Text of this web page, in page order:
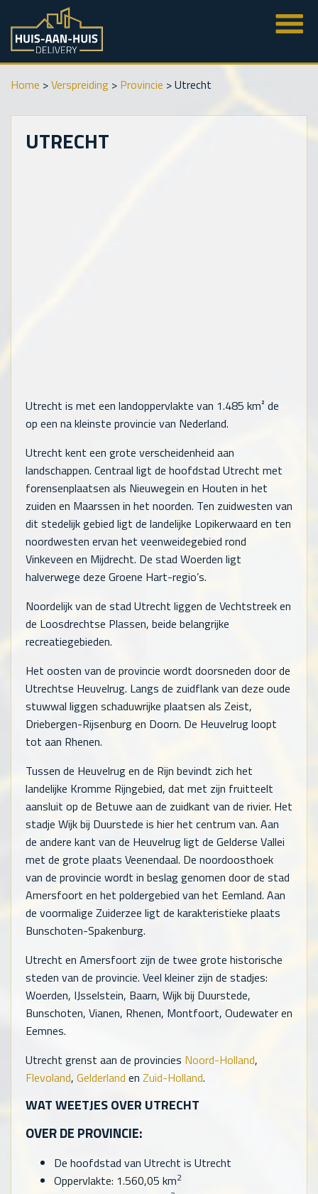
Home >Verspreiding > Provincie >Utrecht
UTRECHT
Utrecht is met een landoppervlakte van 1.485 km² de
op een na kleinste provincie van Nederland.
Utrecht kent een grote verscheidenheid aan
landschappen. Centraal ligt de hoofdstad Utrecht met
forensenplaatsen als Nieuwegein en Houten in het
zuiden en Maarssen in het noorden. Ten zuidwesten van
dit stedelijk gebied ligt de landelijke Lopikerwaard en ten
noordwesten ervan het veenweidegebied rond
Vinkeveen en Mijdrecht. De stad Woerden ligt
halverwege deze Groene Hart-regio’s.
Noordelijk van de stad Utrecht liggen de Vechtstreek en
de Loosdrechtse Plassen, beide belangrijke
recreatiegebieden.
Het oosten van de provincie wordt doorsneden door de
Utrechtse Heuvelrug. Langs de zuidflank van deze oude
stuwwal liggen schaduwrijke plaatsen als Zeist,
Driebergen-Rijsenburg en Doorn. De Heuvelrug loopt
tot aan Rhenen.
Tussen de Heuvelrug en de Rijn bevindt zich het
landelijke Kromme Rijngebied, dat met zijn fruitteelt
aansluit op de Betuwe aan de zuidkant van de rivier. Het
stadje Wijk bij Duurstede is hier het centrum van. Aan
de andere kant van de Heuvelrug ligt de Gelderse Vallei
met de grote plaats Veenendaal. De noordoosthoek
van de provincie wordt in beslag genomen door de stad
Amersfoort en het poldergebied van het Eemland. Aan
de voormalige Zuiderzee ligt de karakteristieke plaats
Bunschoten-Spakenburg.
Utrecht en Amersfoort zijn de twee grote historische
steden van de provincie. Veel kleiner zijn de stadjes:
Woerden, IJsselstein, Baarn, Wijk bij Duurstede,
Bunschoten, Vianen, Rhenen, Montfoort, Oudewater en
Eemnes.
Utrecht grenst aan de provincies Noord-Holland,
Flevoland, Gelderland en Zuid-Holland.
WAT WEETJES OVER UTRECHT
OVER DE PROVINCIE:
De hoofdstad van Utrecht is Utrecht
Oppervlakte: 1.560,05 km2